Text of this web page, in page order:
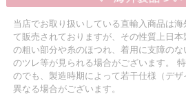
当店でお取り扱いしている直輸入商品は
て販売されておりますが、その性質上日
の粗い部分や糸のほつれ、着用に支障の
のツレ等が見られる場合がございます。
のでも、製造時期によって若干仕様（デ
異なる場合がございます。